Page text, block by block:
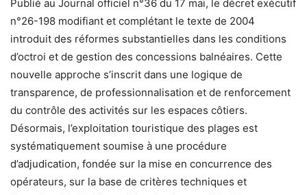
Publié au Journal officiel n°36 du 17 mai, le décret exécutif
n°26-198 modifiant et complétant le texte de 2004
introduit des réformes substantielles dans les conditions
d’octroi et de gestion des concessions balnéaires. Cette
nouvelle approche s’inscrit dans une logique de
transparence, de professionnalisation et de renforcement
du contrôle des activités sur les espaces côtiers.
Désormais, l’exploitation touristique des plages est
systématiquement soumise à une procédure
d’adjudication, fondée sur la mise en concurrence des
opérateurs, sur la base de critères techniques et